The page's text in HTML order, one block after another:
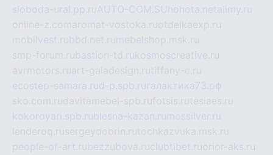
sloboda-ural.pp.ruAUTO-COM.SU hohota.netalimy.ru
online-z.comaromat-vostoka.ruotdelkaexp.ru
mobilvest.rubbd.net.ru mebelshop.msk.ru
smp-forum.rubastion-td.rukosmoscreative.ru
avrmotors.ruart-galadesign.rutiffany-c.ru
ecostep-samara.rud-p.spb.ru галактика73.рф
sko.com.rudavitamebel-spb.rufotsis.rutesiaes.ru
kokoroyari.spb.rublesna-kazan.ru mossilver.ru
lenderoq.rusergeydobrin.rutochkazvuka.msk.ru
people-of-art.rubezzubova.ruclubtibet.ruorior-aks.ru